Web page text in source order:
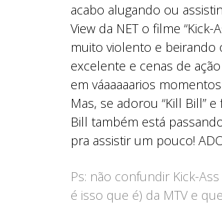
acabo alugando ou
View da NET o filme
muito violento e beirando
excelente e cenas de
em váaaaaarios
Mas, se adorou “Kill Bill”
Bill também está
pra assistir um pouco!
Ps: não confundir Kick-
é isso que é) da MTV e